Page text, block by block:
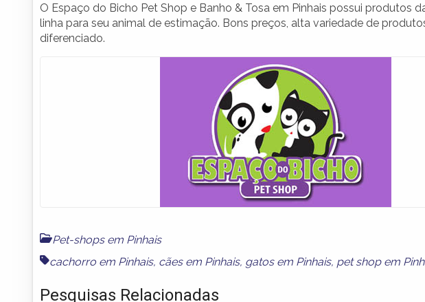
O Espaço do Bicho Pet Shop e Banho & Tosa em Pinhais possui produtos
linha para seu animal de estimação. Bons preços, alta variedade de
diferenciado.
Pet-shops em Pinhais
cachorro em Pinhais, cães em Pinhais, gatos em Pinhais, pet shop em
Pesquisas Relacionadas